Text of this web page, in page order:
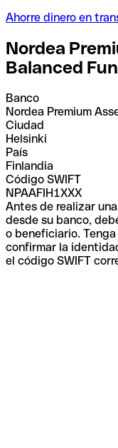
Ahorre dinero en
Nordea
Balanced
Banco
Nordea Premium
Ciudad
Helsinki
País
Finlandia
Código SWIFT
NPAAFIH1XXX
Antes de realizar
desde su banco,
o beneficiario.
confirmar la
el código SWIFT